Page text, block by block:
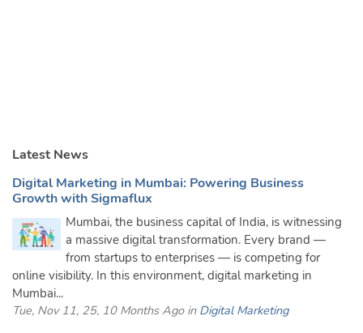
Latest News
Digital Marketing in Mumbai: Powering Business
Growth with Sigmaflux
Mumbai, the business capital of India, is witnessing
a massive digital transformation. Every brand —
from startups to enterprises — is competing for
online visibility. In this environment, digital marketing in
Mumbai...
Tue, Nov 11, 25, 10 Months Ago in Digital Marketing